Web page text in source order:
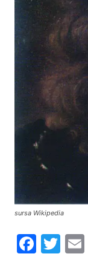
sursa Wikipedia
F T